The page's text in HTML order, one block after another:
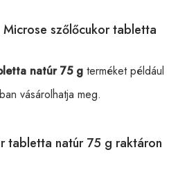
Microse szőlőcukor tabletta
natúr 75 g terméket például
vásárolhatja meg.
tabletta natúr 75 g raktáron